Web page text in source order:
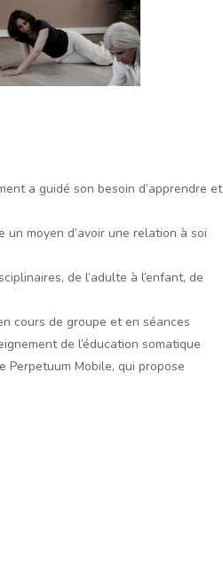
a guidé son besoin d’apprendre et
moyen d’avoir une relation à soi
de l’adulte à l’enfant, de
cours de groupe et en séances
de l’éducation somatique
Mobile, qui propose